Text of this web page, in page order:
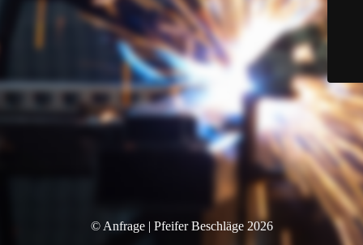
© Anfrage | Pfeifer Beschläge 2026